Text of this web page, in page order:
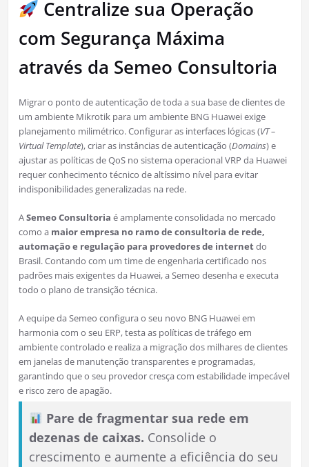
Centralize sua Operação
com Segurança Máxima
através da Semeo Consultoria
Migrar o ponto de autenticação de toda a sua base de clientes de
um ambiente Mikrotik para um ambiente BNG Huawei exige
planejamento milimétrico. Configurar as interfaces lógicas (VT –
Virtual Template), criar as instâncias de autenticação (Domains) e
ajustar as políticas de QoS no sistema operacional VRP da Huawei
requer conhecimento técnico de altíssimo nível para evitar
indisponibilidades generalizadas na rede.
ASemeo Consultoria é amplamente consolidada no mercado
como a maior empresa no ramo de consultoria de rede,
automação e regulação para provedores de internetdo
Brasil. Contando com um time de engenharia certificado nos
padrões mais exigentes da Huawei, a Semeo desenha e executa
todo o plano de transição técnica.
A equipe da Semeo configura o seu novo BNG Huawei em
harmonia com o seu ERP, testa as políticas de tráfego em
ambiente controlado e realiza a migração dos milhares de clientes
em janelas de manutenção transparentes e programadas,
garantindo que o seu provedor cresça com estabilidade impecável
e risco zero de apagão.
Pare de fragmentar sua rede em
dezenas de caixas. Consolide o
crescimento e aumente a eficiência do seu